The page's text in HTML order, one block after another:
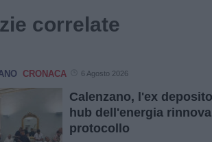
correlate
CRONACA 6 Agosto 2026
Calenzano, l'ex
hub dell'energia
protocollo